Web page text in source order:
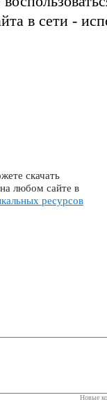
в сети -
скачать
любом сайте в
ресурсов
Новые